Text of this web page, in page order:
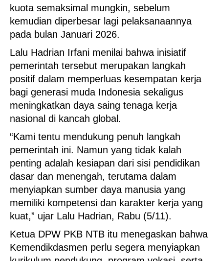
kuota semaksimal mungkin, sebelum
kemudian diperbesar lagi pelaksanaannya
pada bulan Januari 2026.
Lalu Hadrian Irfani menilai bahwa inisiatif
pemerintah tersebut merupakan langkah
positif dalam memperluas kesempatan kerja
bagi generasi muda Indonesia sekaligus
meningkatkan daya saing tenaga kerja
nasional di kancah global.
“Kami tentu mendukung penuh langkah
pemerintah ini. Namun yang tidak kalah
penting adalah kesiapan dari sisi pendidikan
dasar dan menengah, terutama dalam
menyiapkan sumber daya manusia yang
memiliki kompetensi dan karakter kerja yang
kuat,” ujar Lalu Hadrian, Rabu (5/11).
Ketua DPW PKB NTB itu menegaskan bahwa
Kemendikdasmen perlu segera menyiapkan